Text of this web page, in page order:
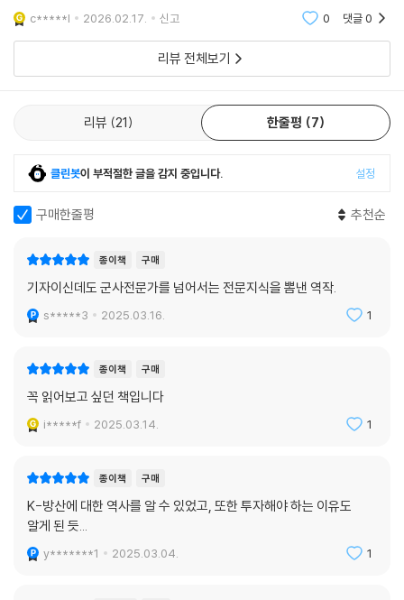
히 알 수 있다.
--- pp.302-303
즉, 한국 방위산업에서는 결국 국내의 군 수요를 뚫고 군에 납품하지 못하
부분의 체계개발은 기업이 아닌 ADD가 주도하기 때문이다. 즉, ADD가
개발을 하면 업체는 ADD로부터 기술을 제공받아 생산하는 구조인 것이
다. 그런데 ADD는 오로지 한국군의 수요를 만족시킬 수 있는 무기를 개발
하는 기관이고, 따라서 K-방산은 자연히 정부주도의 산업이 된다.
다른 한 가지 문제는, 한국의 수출대상국들이 한국군에서 실제로 운용하는
무기만 구매하고 싶어 한다는 것이다. 한국군은 세계적 규모의 재래식 전
에 대한 일종의 보증수표가 된다. 뿐만 아니라 한국군이 구매한 무기의 수
량이 많을수록 전체적인 규모의 경제를 달성할 수 있어, 그러한 무기를 구
매하는 해외 고객 입장에서는 낮은 부품비용 및 유지비용이라는 이익도 누
--- pp.360-361
어느 산업이든 기업의 흥망성쇠를 결정하는 것은 앞날을 어떻게 예측하느
자 모든 것이라 해도 과언이 아니다.
그 관점에서 보자면 방위산업의 미래에 대해 예측하는 것은 더욱 어렵다.
방위산업의 시장 특성상 민간시장보다 유리한 점, 그리고 민간시장과 비교
할 수 없을 정도로 어려운 점들이 섞여 있기 때문이다. 방위산업을 그저 단
의 방산 회사들이 가성비가 뛰어난 무기를 만드는 것은 맞지만 이것만으로
방산 수출의
c*****l 2026.02.17. 신고 0 댓글0
리뷰 전체보기
리뷰 21 한줄평 7
클린봇이 부적절한 글을 감지 중입니다. 설정
구매한줄평 추천순
종이책 구매
기자이신데도 군사전문가를 넘어서는 전문지식을 뽐낸 역작.
s*****3 2025.03.16. 1
종이책 구매
꼭 읽어보고 싶던 책입니다
i*****f 2025.03.14. 1
종이책 구매
K-방산에 대한 역사를 알 수 있었고, 또한 투자해야 하는 이유도
알게 된 듯...
y*******1 2025.03.04. 1